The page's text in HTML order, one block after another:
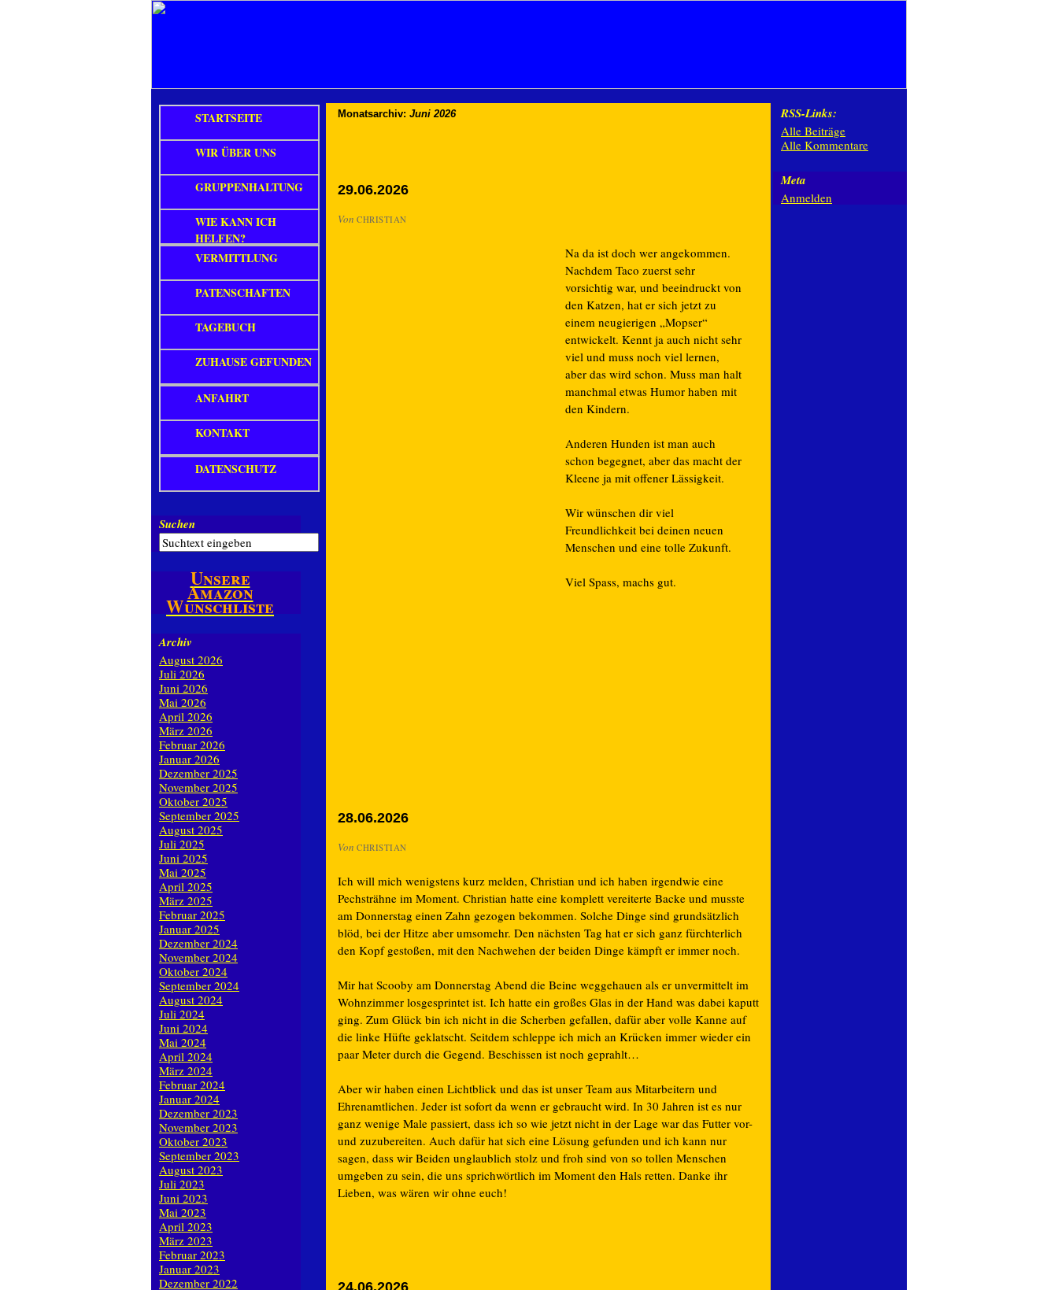
Monatsarchiv: Juni 2026
29.06.2026
Von CHRISTIAN
Na da ist doch wer angekommen.
Nachdem Taco zuerst sehr
vorsichtig war, und beeindruckt von
den Katzen, hat er sich jetzt zu
einem neugierigen „Mopser“
entwickelt. Kennt ja auch nicht sehr
viel und muss noch viel lernen,
aber das wird schon. Muss man halt
manchmal etwas Humor haben mit
den Kindern.
Anderen Hunden ist man auch
schon begegnet, aber das macht der
Kleene ja mit offener Lässigkeit.
Wir wünschen dir viel
Freundlichkeit bei deinen neuen
Menschen und eine tolle Zukunft.
Viel Spass, machs gut.
28.06.2026
Von CHRISTIAN
Ich will mich wenigstens kurz melden, Christian und ich haben irgendwie eine
Pechsträhne im Moment. Christian hatte eine komplett vereiterte Backe und musste
am Donnerstag einen Zahn gezogen bekommen. Solche Dinge sind grundsätzlich
blöd, bei der Hitze aber umsomehr. Den nächsten Tag hat er sich ganz fürchterlich
den Kopf gestoßen, mit den Nachwehen der beiden Dinge kämpft er immer noch.
Mir hat Scooby am Donnerstag Abend die Beine weggehauen als er unvermittelt im
Wohnzimmer losgesprintet ist. Ich hatte ein großes Glas in der Hand was dabei kaputt
ging. Zum Glück bin ich nicht in die Scherben gefallen, dafür aber volle Kanne auf
die linke Hüfte geklatscht. Seitdem schleppe ich mich an Krücken immer wieder ein
paar Meter durch die Gegend. Beschissen ist noch geprahlt…
Aber wir haben einen Lichtblick und das ist unser Team aus Mitarbeitern und
Ehrenamtlichen. Jeder ist sofort da wenn er gebraucht wird. In 30 Jahren ist es nur
ganz wenige Male passiert, dass ich so wie jetzt nicht in der Lage war das Futter vor-
und zuzubereiten. Auch dafür hat sich eine Lösung gefunden und ich kann nur
sagen, dass wir Beiden unglaublich stolz und froh sind von so tollen Menschen
umgeben zu sein, die uns sprichwörtlich im Moment den Hals retten. Danke ihr
Lieben, was wären wir ohne euch!
24.06.2026
STARTSEITE
WIR ÜBER UNS
GRUPPENHALTUNG
WIE KANN ICH
HELFEN?
VERMITTLUNG
PATENSCHAFTEN
TAGEBUCH
ZUHAUSE GEFUNDEN
ANFAHRT
KONTAKT
DATENSCHUTZ
Suchen
Unsere
Amazon
Wunschliste
Archiv
August 2026
Juli 2026
Juni 2026
Mai 2026
April 2026
März 2026
Februar 2026
Januar 2026
Dezember 2025
November 2025
Oktober 2025
September 2025
August 2025
Juli 2025
Juni 2025
Mai 2025
April 2025
März 2025
Februar 2025
Januar 2025
Dezember 2024
November 2024
Oktober 2024
September 2024
August 2024
Juli 2024
Juni 2024
Mai 2024
April 2024
März 2024
Februar 2024
Januar 2024
Dezember 2023
November 2023
Oktober 2023
September 2023
August 2023
Juli 2023
Juni 2023
Mai 2023
April 2023
März 2023
Februar 2023
Januar 2023
Dezember 2022
RSS-Links:
Alle Beiträge
Alle Kommentare
Meta
Anmelden